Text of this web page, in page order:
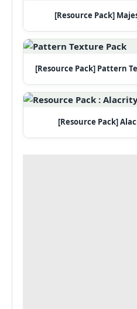
[Resource Pack]
[Resource Pack] Pattern
[Resource Pack]